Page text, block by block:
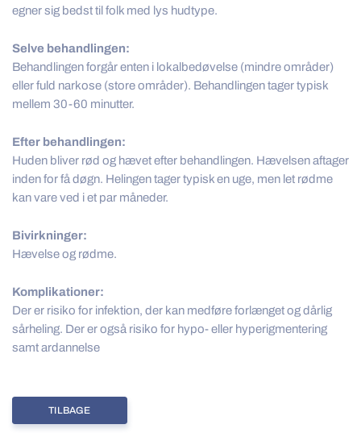
egner sig bedst til folk med lys hudtype.
Selve behandlingen:
Behandlingen forgår enten i lokalbedøvelse (mindre områder)
eller fuld narkose (store områder). Behandlingen tager typisk
mellem 30-60 minutter.
Efter behandlingen:
Huden bliver rød og hævet efter behandlingen. Hævelsen aftager
inden for få døgn. Helingen tager typisk en uge, men let rødme
kan vare ved i et par måneder.
Bivirkninger:
Hævelse og rødme.
Komplikationer:
Der er risiko for infektion, der kan medføre forlænget og dårlig
sårheling. Der er også risiko for hypo- eller hyperigmentering
samt ardannelse
TILBAGE